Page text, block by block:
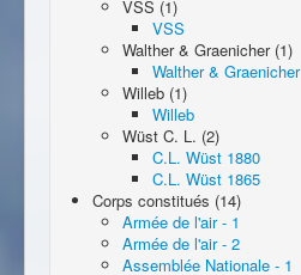
VSS (1)
VSS
Walther & Graenicher (1)
Walther & Graenicher
Willeb (1)
Willeb
Wüst C. L. (2)
C.L. Wüst 1880
C.L. Wüst 1865
Corps constitués (14)
Armée de l'air - 1
Armée de l'air - 2
Assemblée Nationale - 1